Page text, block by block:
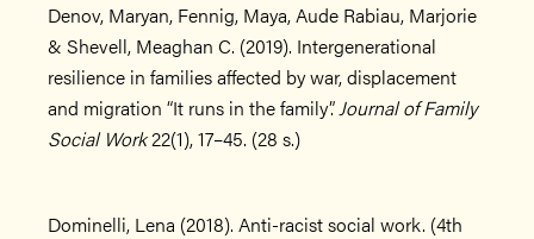
Denov, Maryan, Fennig, Maya, Aude Rabiau, Marjorie
& Shevell, Meaghan C. (2019). Intergenerational
resilience in families affected by war, displacement
and migration “It runs in the family”.Journal of Family
Social Work22(1), 17–45. (28 s.)
Dominelli, Lena (2018). Anti-racist social work. (4th